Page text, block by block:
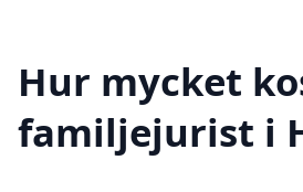
Hur mycket
familjejurist i